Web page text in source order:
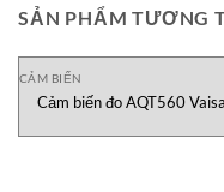
SẢN PHẨM TƯƠNG
CẢM BIẾN
Cảm biến đo AQT560